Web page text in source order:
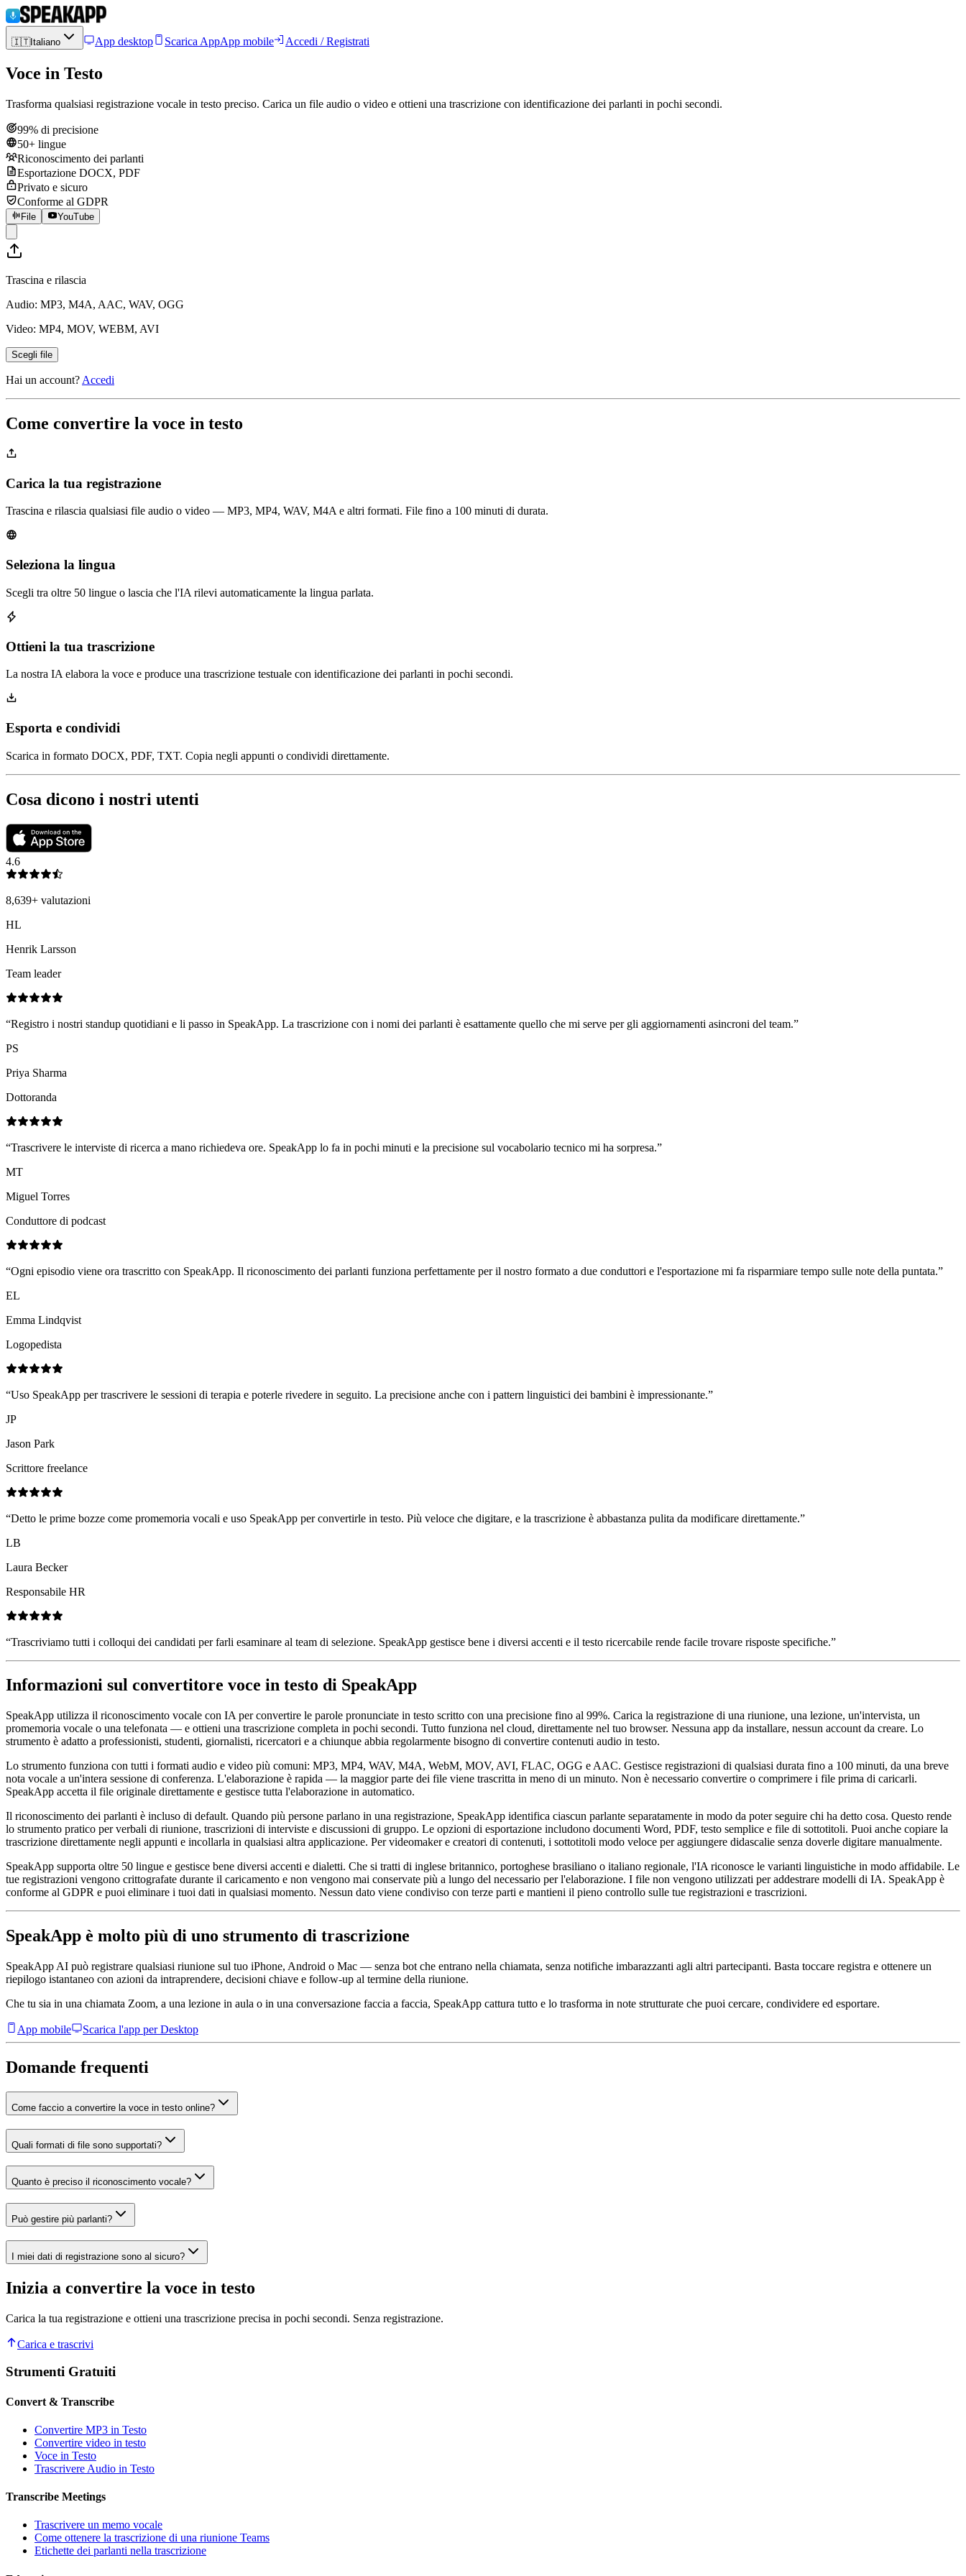
🇮🇹Italiano App desktop Scarica AppApp mobile Accedi / Registrati
Voce in Testo
Trasforma qualsiasi registrazione vocale in testo preciso. Carica un file audio o video e ottieni una trascrizione con identificazione dei parlanti in pochi secondi.
99% di precisione
50+ lingue
Riconoscimento dei parlanti
Esportazione DOCX, PDF
Privato e sicuro
Conforme al GDPR
File YouTube
Trascina e rilascia
Audio: MP3, M4A, AAC, WAV, OGG
Video: MP4, MOV, WEBM, AVI
Scegli file
Hai un account? Accedi
Come convertire la voce in testo
Carica la tua registrazione
Trascina e rilascia qualsiasi file audio o video — MP3, MP4, WAV, M4A e altri formati. File fino a 100 minuti di durata.
Seleziona la lingua
Scegli tra oltre 50 lingue o lascia che l'IA rilevi automaticamente la lingua parlata.
Ottieni la tua trascrizione
La nostra IA elabora la voce e produce una trascrizione testuale con identificazione dei parlanti in pochi secondi.
Esporta e condividi
Scarica in formato DOCX, PDF, TXT. Copia negli appunti o condividi direttamente.
Cosa dicono i nostri utenti
4.6
8,639+ valutazioni
HL
Henrik Larsson
Team leader
“Registro i nostri standup quotidiani e li passo in SpeakApp. La trascrizione con i nomi dei parlanti è esattamente quello che mi serve per gli aggiornamenti asincroni del team.”
PS
Priya Sharma
Dottoranda
“Trascrivere le interviste di ricerca a mano richiedeva ore. SpeakApp lo fa in pochi minuti e la precisione sul vocabolario tecnico mi ha sorpresa.”
MT
Miguel Torres
Conduttore di podcast
“Ogni episodio viene ora trascritto con SpeakApp. Il riconoscimento dei parlanti funziona perfettamente per il nostro formato a due conduttori e l'esportazione mi fa risparmiare tempo sulle note della puntata.”
EL
Emma Lindqvist
Logopedista
“Uso SpeakApp per trascrivere le sessioni di terapia e poterle rivedere in seguito. La precisione anche con i pattern linguistici dei bambini è impressionante.”
JP
Jason Park
Scrittore freelance
“Detto le prime bozze come promemoria vocali e uso SpeakApp per convertirle in testo. Più veloce che digitare, e la trascrizione è abbastanza pulita da modificare direttamente.”
LB
Laura Becker
Responsabile HR
“Trascriviamo tutti i colloqui dei candidati per farli esaminare al team di selezione. SpeakApp gestisce bene i diversi accenti e il testo ricercabile rende facile trovare risposte specifiche.”
Informazioni sul convertitore voce in testo di SpeakApp
SpeakApp utilizza il riconoscimento vocale con IA per convertire le parole pronunciate in testo scritto con una precisione fino al 99%. Carica la registrazione di una riunione, una lezione, un'intervista, un
promemoria vocale o una telefonata — e ottieni una trascrizione completa in pochi secondi. Tutto funziona nel cloud, direttamente nel tuo browser. Nessuna app da installare, nessun account da creare. Lo
strumento è adatto a professionisti, studenti, giornalisti, ricercatori e a chiunque abbia regolarmente bisogno di convertire contenuti audio in testo.
Lo strumento funziona con tutti i formati audio e video più comuni: MP3, MP4, WAV, M4A, WebM, MOV, AVI, FLAC, OGG e AAC. Gestisce registrazioni di qualsiasi durata fino a 100 minuti, da una breve
nota vocale a un'intera sessione di conferenza. L'elaborazione è rapida — la maggior parte dei file viene trascritta in meno di un minuto. Non è necessario convertire o comprimere i file prima di caricarli.
SpeakApp accetta il file originale direttamente e gestisce tutta l'elaborazione in automatico.
Il riconoscimento dei parlanti è incluso di default. Quando più persone parlano in una registrazione, SpeakApp identifica ciascun parlante separatamente in modo da poter seguire chi ha detto cosa. Questo rende
lo strumento pratico per verbali di riunione, trascrizioni di interviste e discussioni di gruppo. Le opzioni di esportazione includono documenti Word, PDF, testo semplice e file di sottotitoli. Puoi anche copiare la
trascrizione direttamente negli appunti e incollarla in qualsiasi altra applicazione. Per videomaker e creatori di contenuti, i sottotitoli modo veloce per aggiungere didascalie senza doverle digitare manualmente.
SpeakApp supporta oltre 50 lingue e gestisce bene diversi accenti e dialetti. Che si tratti di inglese britannico, portoghese brasiliano o italiano regionale, l'IA riconosce le varianti linguistiche in modo affidabile. Le
tue registrazioni vengono crittografate durante il caricamento e non vengono mai conservate più a lungo del necessario per l'elaborazione. I file non vengono utilizzati per addestrare modelli di IA. SpeakApp è
conforme al GDPR e puoi eliminare i tuoi dati in qualsiasi momento. Nessun dato viene condiviso con terze parti e mantieni il pieno controllo sulle tue registrazioni e trascrizioni.
SpeakApp è molto più di uno strumento di trascrizione
SpeakApp AI può registrare qualsiasi riunione sul tuo iPhone, Android o Mac — senza bot che entrano nella chiamata, senza notifiche imbarazzanti agli altri partecipanti. Basta toccare registra e ottenere un
riepilogo istantaneo con azioni da intraprendere, decisioni chiave e follow-up al termine della riunione.
Che tu sia in una chiamata Zoom, a una lezione in aula o in una conversazione faccia a faccia, SpeakApp cattura tutto e lo trasforma in note strutturate che puoi cercare, condividere ed esportare.
App mobile Scarica l'app per Desktop
Domande frequenti
Come faccio a convertire la voce in testo online?
Quali formati di file sono supportati?
Quanto è preciso il riconoscimento vocale?
Può gestire più parlanti?
I miei dati di registrazione sono al sicuro?
Inizia a convertire la voce in testo
Carica la tua registrazione e ottieni una trascrizione precisa in pochi secondi. Senza registrazione.
Carica e trascrivi
Strumenti Gratuiti
Convert & Transcribe
Convertire MP3 in Testo
Convertire video in testo
Voce in Testo
Trascrivere Audio in Testo
Transcribe Meetings
Trascrivere un memo vocale
Come ottenere la trascrizione di una riunione Teams
Etichette dei parlanti nella trascrizione